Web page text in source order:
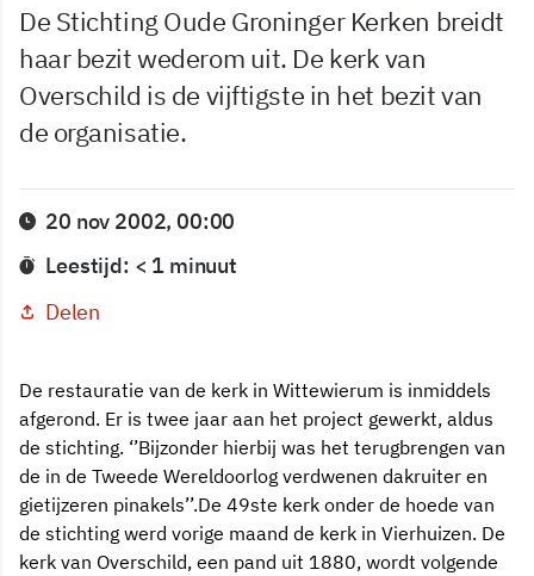
De Stichting Oude Groninger Kerken breidt
haar bezit wederom uit. De kerk van
Overschild is de vijftigste in het bezit van
de organisatie.
20 nov 2002, 00:00
Leestijd: < 1 minuut
Delen
De restauratie van de kerk in Wittewierum is inmiddels
afgerond. Er is twee jaar aan het project gewerkt, aldus
de stichting. ‘’Bijzonder hierbij was het terugbrengen van
de in de Tweede Wereldoorlog verdwenen dakruiter en
gietijzeren pinakels’’.De 49ste kerk onder de hoede van
de stichting werd vorige maand de kerk in Vierhuizen. De
kerk van Overschild, een pand uit 1880, wordt volgende